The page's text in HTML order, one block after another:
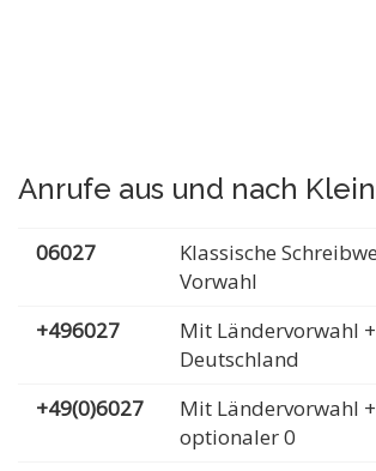
Anrufe aus und nach
06027
Klassische
Vorwahl
+496027
Mit Ländervorwahl
Deutschland
+49(0)6027
Mit Ländervorwahl
optionaler 0